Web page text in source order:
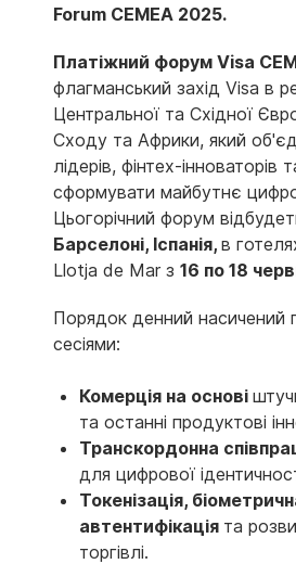
Forum CEMEA 2025.
Платіжний форум Visa
флагманський захід Visa в
Центральної та Східної
Сходу та Африки, який
лідерів, фінтех-інноваторів
сформувати майбутнє
Цьогорічний форум
Барселоні, Іспанія, в
Llotja de Mar з 16 по 18
Порядок денний насичений
сесіями:
Комерція на основі
та останні продуктові
Транскордонна
для цифрової
Токенізація,
автентифікація та
торгівлі.